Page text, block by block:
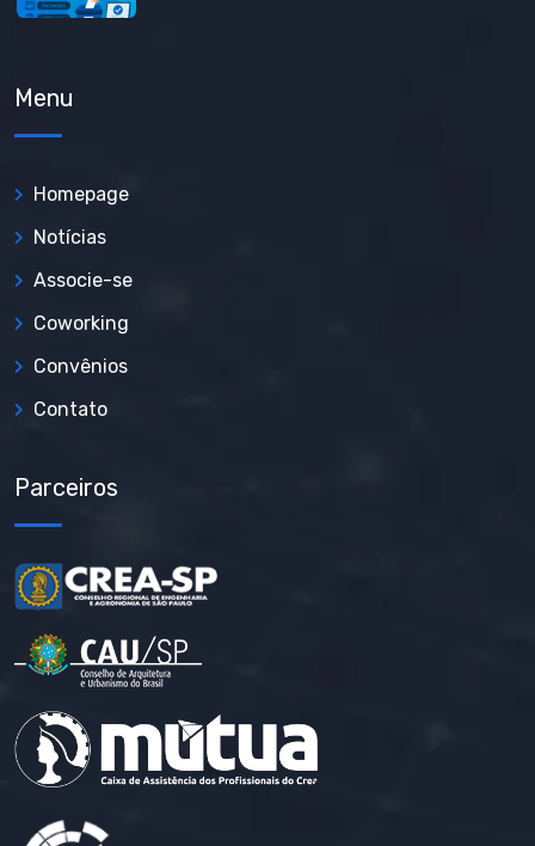
Menu
Homepage
Notícias
Associe-se
Coworking
Convênios
Contato
Parceiros